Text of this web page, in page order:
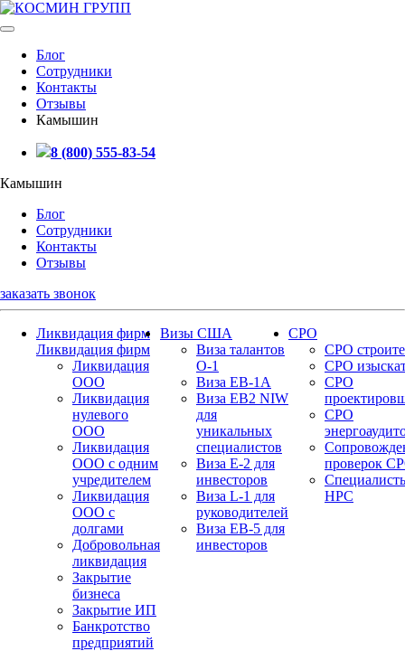
Блог
Сотрудники
Контакты
Отзывы
Камышин
8 (800) 555-83-54
Камышин
Блог
Сотрудники
Контакты
Отзывы
заказать звонок
Ликвидация фирм
Ликвидация фирм
Ликвидация
ООО
Ликвидация
нулевого
ООО
Ликвидация
ООО с одним
учредителем
Ликвидация
ООО с
долгами
Добровольная
ликвидация
Закрытие
бизнеса
Закрытие ИП
Банкротство
предприятий
Визы США
Виза талантов
О-1
Виза EB-1A
Виза EB2 NIW
для
уникальных
специалистов
Виза E-2 для
инвесторов
Виза L-1 для
руководителей
Виза EB-5 для
инвесторов
СРО
СРО
СРО
СРО
СРО
проверок
НРС